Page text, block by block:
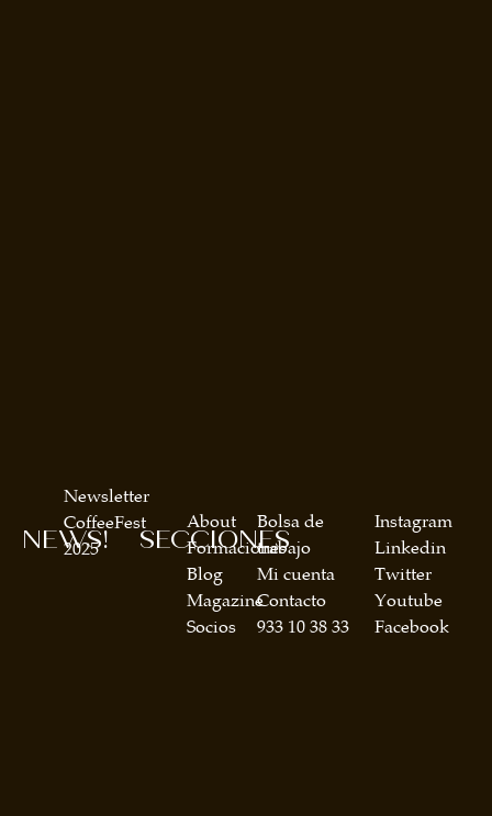
SECCIONES
About
Formaciones
Blog
Magazine
Socios
Bolsa de
trabajo
Mi cuenta
Contacto
933 10 38 33
NEWS!
Newsletter
CoffeeFest
2025
Instagram
Linkedin
Twitter
Youtube
Facebook